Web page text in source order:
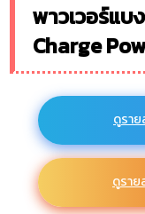
พาวเวอร์แบ
Charge
ดูราย
ดูราย